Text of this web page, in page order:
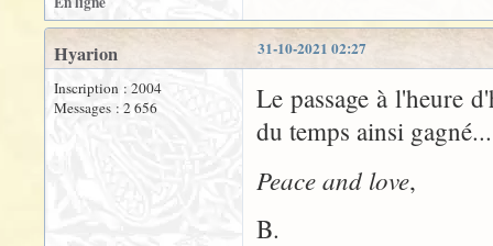
31-10-2021 02:27
Hyarion
Inscription : 2004
Messages : 2 656
Le passage à l'heure
du temps ainsi gagné...
Peace and love,
B.